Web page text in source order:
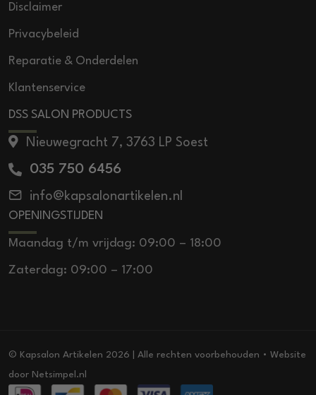
Disclaimer
Privacybeleid
Reparatie & Onderdelen
Klantenservice
DSS SALON PRODUCTS
Nieuwegracht 7, 3763 LP Soest
035 750 6456
info@kapsalonartikelen.nl
OPENINGSTIJDEN
Maandag t/m vrijdag: 09:00 – 18:00
Zaterdag: 09:00 – 17:00
© Kapsalon Artikelen 2026 | Alle rechten voorbehouden • Website
door Netsimpel.nl